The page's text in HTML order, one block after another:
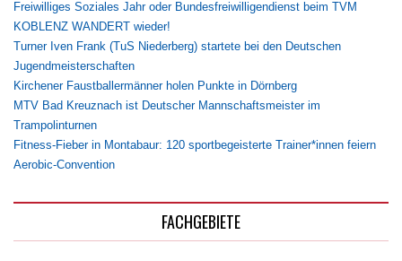
Freiwilliges Soziales Jahr oder Bundesfreiwilligendienst beim TVM
KOBLENZ WANDERT wieder!
Turner Iven Frank (TuS Niederberg) startete bei den Deutschen
Jugendmeisterschaften
Kirchener Faustballermänner holen Punkte in Dörnberg
MTV Bad Kreuznach ist Deutscher Mannschaftsmeister im
Trampolinturnen
Fitness-Fieber in Montabaur: 120 sportbegeisterte Trainer*innen feiern
Aerobic-Convention
FACHGEBIETE